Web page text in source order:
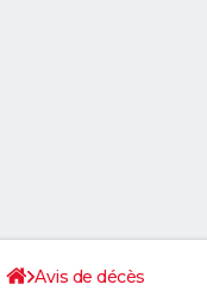
Avis de décès